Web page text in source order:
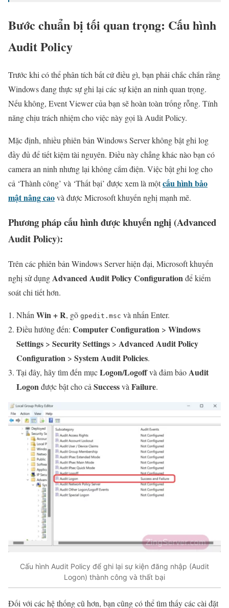
Bước chuẩn bị tối quan trọng: Cấu hình
Audit Policy
Trước khi có thể phân tích bất cứ điều gì, bạn phải chắc chắn rằng
Windows đang thực sự ghi lại các sự kiện an ninh quan trọng.
Nếu không, Event Viewer của bạn sẽ hoàn toàn trống rỗng. Tính
năng chịu trách nhiệm cho việc này gọi là Audit Policy.
Mặc định, nhiều phiên bản Windows Server không bật ghi log
đầy đủ để tiết kiệm tài nguyên. Điều này chẳng khác nào bạn có
camera an ninh nhưng lại không cắm điện. Việc bật ghi log cho
cả ‘Thành công’ và ‘Thất bại’ được xem là mộtcấu hình bảo
mật nâng caovà được Microsoft khuyến nghị mạnh mẽ.
Phương pháp cấu hình được khuyến nghị (Advanced
Audit Policy):
Trên các phiên bản Windows Server hiện đại, Microsoft khuyến
nghị sử dụngAdvanced Audit Policy Configurationđể kiểm
soát chi tiết hơn.
Nhấn Win + R, gõ gpedit.msc và nhấn Enter.
Điều hướng đến: Computer Configuration > Windows
Settings > Security Settings > Advanced Audit Policy
Configuration > System Audit Policies.
Tại đây, hãy tìm đến mụcLogon/Logoffvà đảm bảoAudit
Logonđược bật cho cả Successvà Failure.
Cấu hình Audit Policy để ghi lại sự kiện đăng nhập (Audit
Logon) thành công và thất bại
Đối với các hệ thống cũ hơn, bạn cũng có thể tìm thấy các cài đặt